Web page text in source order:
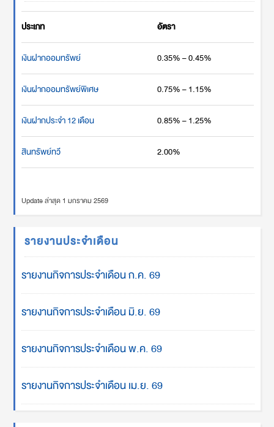
ประเภท อัตรา
เงินฝากออมทรัพย์ 0.35% – 0.45%
เงินฝากออมทรัพย์พิเศษ 0.75% – 1.15%
เงินฝากประจำ 12 เดือน 0.85% – 1.25%
สินทรัพย์ทวี 2.00%
Update ล่าสุด 1 มกราคม 2569
รายงานประจำเดือน
รายงานกิจการประจำเดือน ก.ค. 69
รายงานกิจการประจำเดือน มิ.ย. 69
รายงานกิจการประจำเดือน พ.ค. 69
รายงานกิจการประจำเดือน เม.ย. 69